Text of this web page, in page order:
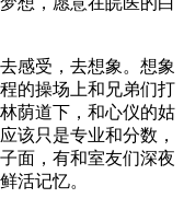
感受，去想象。想象
的操场上和兄弟们打
荫道下，和心仪的姑
该只是专业和分数，
面，有和室友们深夜
活记忆。